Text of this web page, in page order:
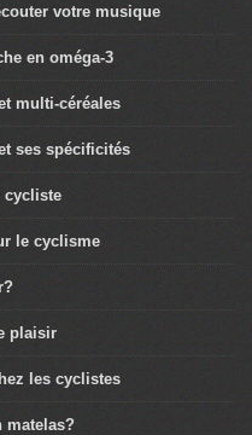
votre musique
en oméga-3
multi-céréales
ses spécificités
cycliste
le cyclisme
plaisir
les cyclistes
matelas?